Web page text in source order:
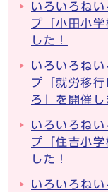
いろいろね
プ「小田小
した！
いろいろね
プ「就労移
ろ」を開催し
いろいろね
プ「住吉小
した！
いろいろね